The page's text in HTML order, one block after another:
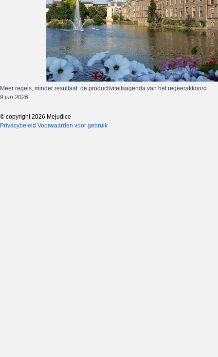
Meer regels, minder resultaat: de productiviteitsagenda van het regeerakkoord
9 jun 2026
© copyright 2026 Mejudice
Privacybeleid Voorwaarden voor gebruik